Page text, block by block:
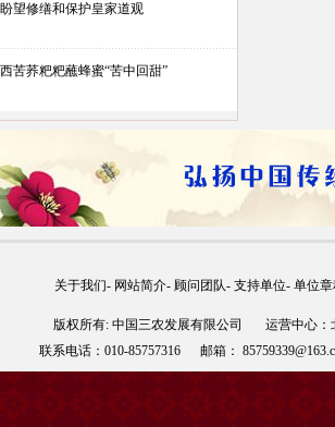
望修缮和保护皇家道观
苦荞粑粑蘸蜂蜜“苦中回甜”
关于我们- 网站简介- 顾问团队- 支持单位- 单位
版权所有: 中国三农发展有限公司 运营中心
联系电话：010-85757316 邮箱：